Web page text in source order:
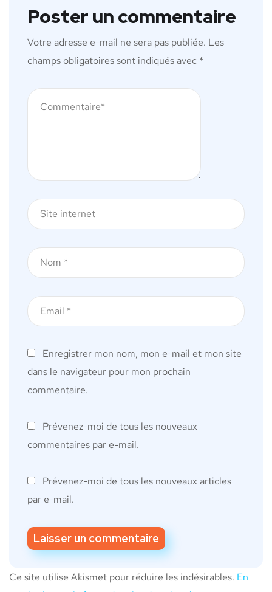
Poster un commentaire
Votre adresse e-mail ne sera pas publiée. Les
champs obligatoires sont indiqués avec *
Enregistrer mon nom, mon e-mail et mon site
dans le navigateur pour mon prochain
commentaire.
Prévenez-moi de tous les nouveaux
commentaires par e-mail.
Prévenez-moi de tous les nouveaux articles
par e-mail.
Ce site utilise Akismet pour réduire les indésirables. En